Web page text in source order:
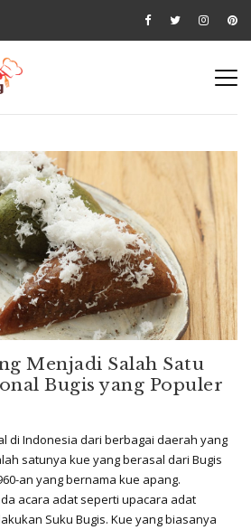
Menjadi Salah Satu
Bugis yang Populer
di Indonesia dari berbagai daerah yang
satunya kue yang berasal dari Bugis
an yang bernama kue apang.
acara adat seperti upacara adat
Suku Bugis. Kue yang biasanya